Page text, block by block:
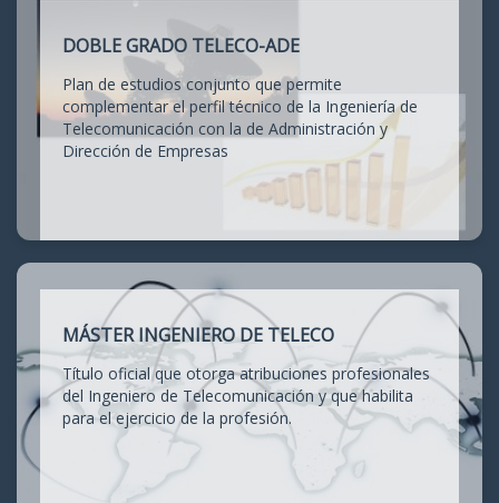
DOBLE GRADO TELECO-ADE
Plan de estudios conjunto que permite
complementar el perfil técnico de la Ingeniería de
Telecomunicación con la de Administración y
Dirección de Empresas
MÁSTER INGENIERO DE TELECO
Título oficial que otorga atribuciones profesionales
del Ingeniero de Telecomunicación y que habilita
para el ejercicio de la profesión.